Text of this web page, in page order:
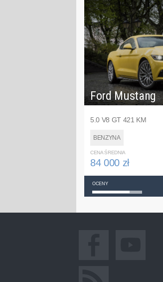
Ford Mustang
5.0 V8 GT 421 KM
BENZYNA
CENA ŚREDNIA
84 000 zł
OCENY